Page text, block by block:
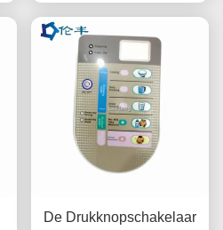
De Drukknopschakelaar